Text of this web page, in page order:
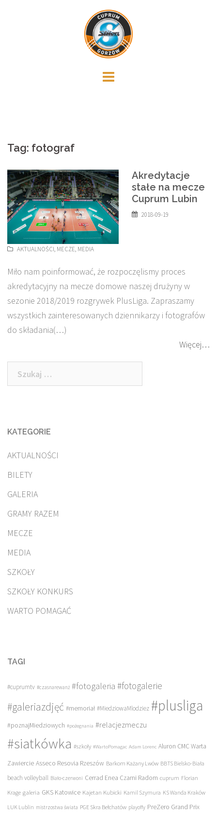
Tag: fotograf
Akredytacje
stałe na mecze
Cuprum Lubin
2018-09-19
AKTUALNOŚCI, MECZE, MEDIA
Miło nam poinformować, że rozpoczęlismy proces
akredytacyjny na mecze domowe naszej drużyny w
sezonie 2018/2019 rozgrywek PlusLiga. Zapraszamy
wszystkich zainteresowanych dziennikarzy i fotografów
do składania(…)
Więcej…
Szukaj:
KATEGORIE
AKTUALNOŚCI
BILETY
GALERIA
GRAMY RAZEM
MECZE
MEDIA
SZKOŁY
SZKOŁY KONKURS
WARTO POMAGAĆ
TAGI
#cuprumtv #czasnarewanż #fotogaleria #fotogalerie
#galeriazdjęć #memoriał #MiedziowaMlodziez #plusliga
#poznajMiedziowych #pożegnania #relacjezmeczu
#siatkówka #szkoły #WartoPomagac Adam Lorenc Aluron CMC Warta
Zawiercie Asseco Resovia Rzeszów Barkom Każany Lwów BBTS Bielsko-Biała
beach volleyball Biało-czerwoni Cerrad Enea Czarni Radom cuprum Florian
Krage galeria GKS Katowice Kajetan Kubicki Kamil Szymura KS Wanda Kraków
LUK Lublin mistrzostwa świata PGE Skra Bełchatów playoffy PreZero Grand Prix